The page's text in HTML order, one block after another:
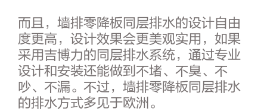
而且，墙排零降板同层排水的设计自由
度更高，设计效果会更美观实用，如果
采用吉博力的同层排水系统，通过专业
设计和安装还能做到不堵、不臭、不
吵、不漏。不过，墙排零降板同层排水
的排水方式多见于欧洲。